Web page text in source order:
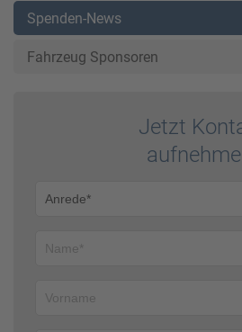
Spenden-News
Fahrzeug Sponsoren
Jetzt